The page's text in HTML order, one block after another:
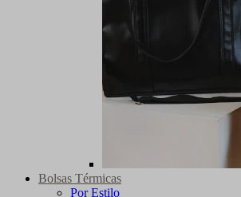
Bolsas Térmicas
Por Estilo